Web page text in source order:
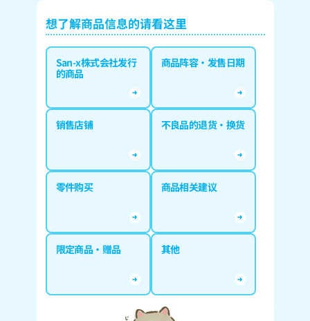
想了解商品信息的请看这里
San-x株式会社发行
的商品
商品阵容·发售日期
销售店铺 不良品的退货·换货
零件购买 商品相关建议
限定商品·赠品 其他